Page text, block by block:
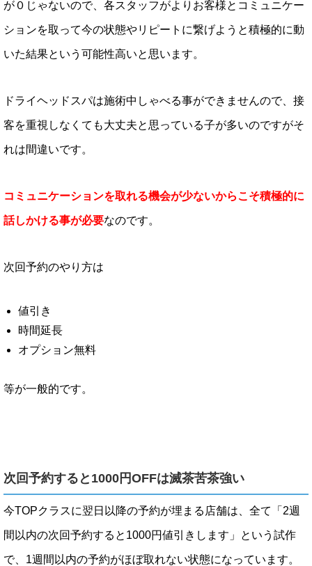
が０じゃないので、各スタッフがよりお客様とコミュニケー
ションを取って今の状態やリピートに繋げようと積極的に動
いた結果という可能性高いと思います。
ドライヘッドスパは施術中しゃべる事ができませんので、接
客を重視しなくても大丈夫と思っている子が多いのですがそ
れは間違いです。
コミュニケーションを取れる機会が少ないからこそ積極的に
話しかける事が必要なのです。
次回予約のやり方は
値引き
時間延長
オプション無料
等が一般的です。
次回予約すると1000円OFFは滅茶苦茶強い
今TOPクラスに翌日以降の予約が埋まる店舗は、全て「2週
間以内の次回予約すると1000円値引きします」という試作
で、1週間以内の予約がほぼ取れない状態になっています。